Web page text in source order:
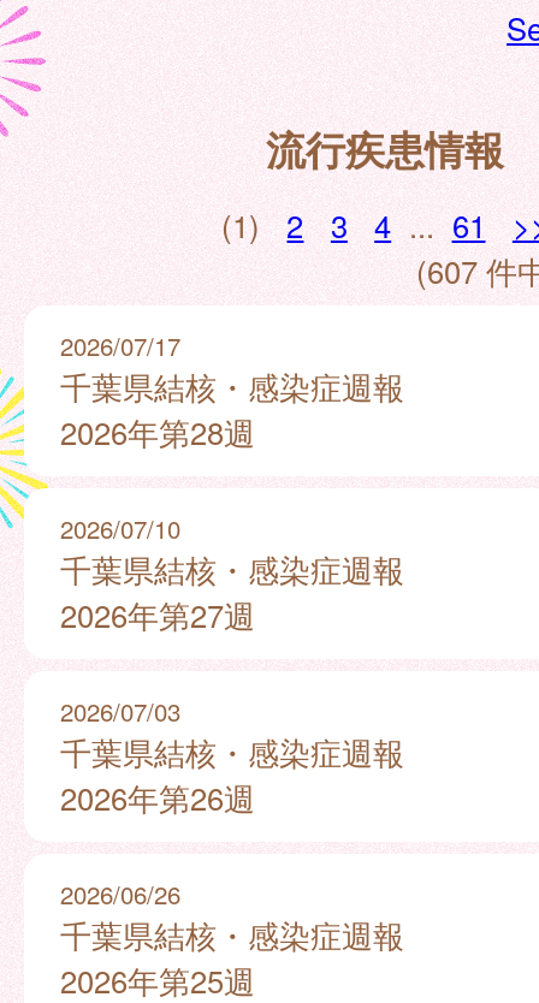
流行疾患情報
(1) 2 3 4 ... 61
(607 件
2026/07/17
千葉県結核・感染症週報
2026年第28週
2026/07/10
千葉県結核・感染症週報
2026年第27週
2026/07/03
千葉県結核・感染症週報
2026年第26週
2026/06/26
千葉県結核・感染症週報
2026年第25週